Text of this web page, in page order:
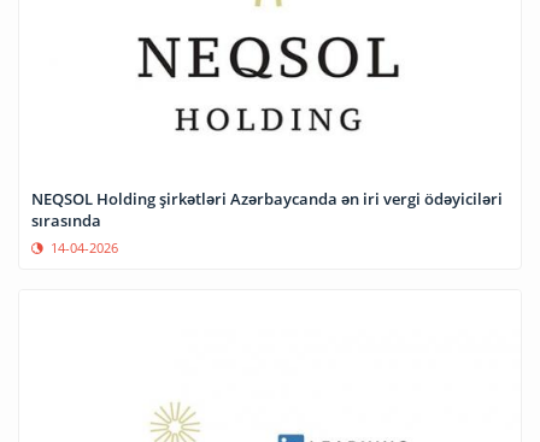
NEQSOL Holding şirkətləri Azərbaycanda ən iri vergi ödəyiciləri
sırasında
14-04-2026